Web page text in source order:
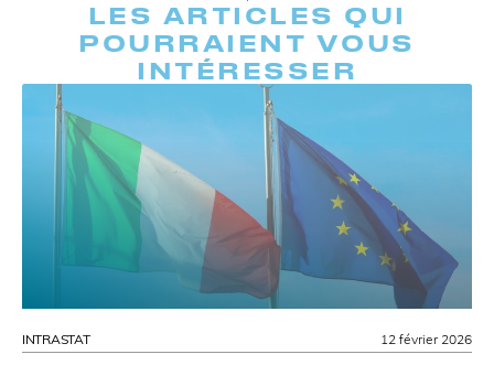
LES ARTICLES QUI
POURRAIENT VOUS
INTÉRESSER
INTRASTAT 12 février 2026